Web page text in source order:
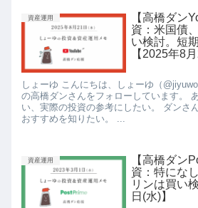
資産運用
【高橋ダン
資：米国債
い検討。短
【2025年8
しょーゆ こんにちは、しょーゆ（
の高橋ダンさんをフォローしています。
い、実際の投資の参考にしたい。 ダンさ
おすすめを知りたい。 ...
資産運用
【高橋ダン
資：特にな
リンは買い
日(水)】